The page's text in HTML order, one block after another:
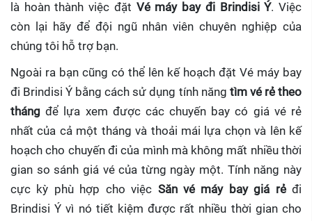
là hoàn thành việc đặt Vé máy bay đi Brindisi Ý. Việc
còn lại hãy để đội ngũ nhân viên chuyên nghiệp của
chúng tôi hỗ trợ bạn.
Ngoài ra bạn cũng có thể lên kế hoạch đặt Vé máy bay
đi Brindisi Ý bằng cách sử dụng tính năng tìm vé rẻ theo
thángđể lựa xem được các chuyến bay có giá vé rẻ
nhất của cả một tháng và thoải mái lựa chọn và lên kế
hoạch cho chuyến đi của mình mà không mất nhiều thời
gian so sánh giá vé của từng ngày một. Tính năng này
cực kỳ phù hợp cho việc Săn vé máy bay giá rẻ đi
Brindisi Ý vì nó tiết kiệm được rất nhiều thời gian cho